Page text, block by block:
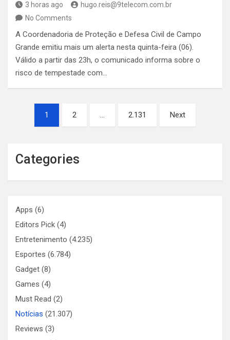
3 horas ago
hugo.reis@9telecom.com.br
No Comments
A Coordenadoria de Proteção e Defesa Civil de Campo
Grande emitiu mais um alerta nesta quinta-feira (06).
Válido a partir das 23h, o comunicado informa sobre o
risco de tempestade com…
Paginação
1 2 … 2.131 Next
Categories
Apps (6)
Editors Pick (4)
Entretenimento (4.235)
Esportes (6.784)
Gadget (8)
Games (4)
Must Read (2)
Notícias (21.307)
Reviews (3)